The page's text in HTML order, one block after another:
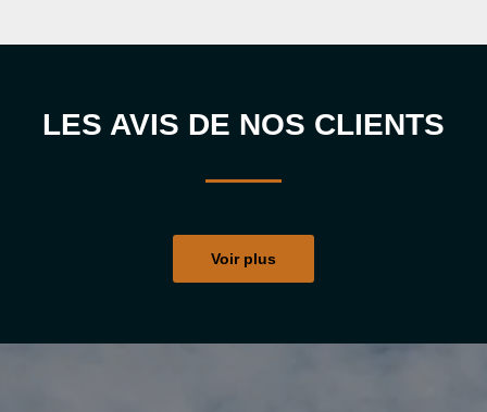
LES AVIS DE NOS CLIENTS
Voir plus